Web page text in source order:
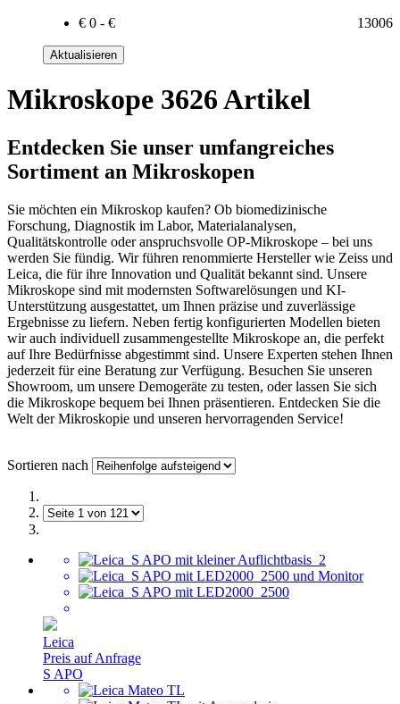
€ 0 - € 13006
Aktualisieren
Mikroskope 3626 Artikel
Entdecken Sie unser umfangreiches
Sortiment an Mikroskopen
Sie möchten ein Mikroskop kaufen? Ob biomedizinische
Forschung, Diagnostik im Labor, Materialanalysen,
Qualitätskontrolle oder anspruchsvolle OP-Mikroskope – bei uns
werden Sie fündig. Wir führen renommierte Hersteller wie Zeiss und
Leica, die für ihre Innovation und Qualität bekannt sind. Unsere
Mikroskope sind mit modernsten Softwarelösungen und KI-
Unterstützung ausgestattet, um Ihnen präzise und zuverlässige
Ergebnisse zu liefern. Neben fertig konfigurierten Modellen bieten
wir auch individuell zusammengestellte Mikroskope an, die perfekt
auf Ihre Bedürfnisse abgestimmt sind. Unsere Experten stehen Ihnen
jederzeit für eine Beratung zur Verfügung. Besuchen Sie unseren
Showroom, um unsere Demogeräte zu testen, oder lassen Sie sich
die Mikroskope bequem bei Ihnen präsentieren. Entdecken Sie die
Welt der Mikroskopie und unseren hervorragenden Service!
Sortieren nach
Leica
Preis auf Anfrage
S APO